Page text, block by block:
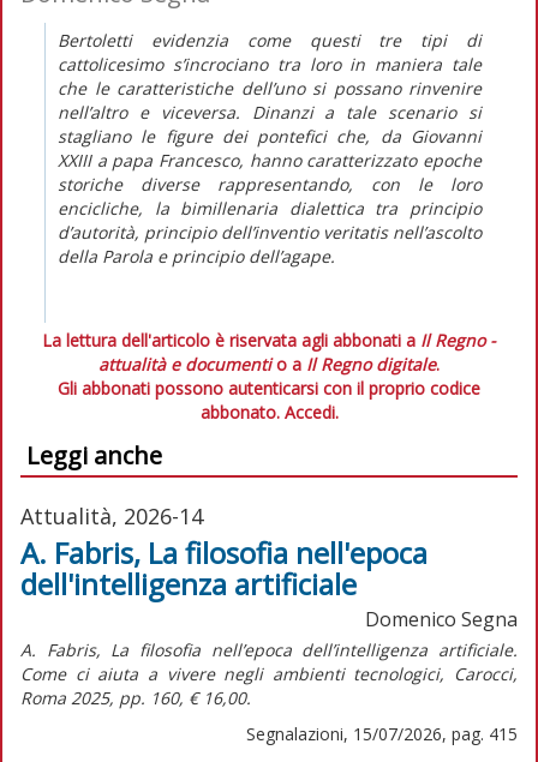
Bertoletti evidenzia come questi tre tipi di
cattolicesimo s’incrociano tra loro in maniera tale
che le caratteristiche dell’uno si possano rinvenire
nell’altro e viceversa. Dinanzi a tale scenario si
stagliano le figure dei pontefici che, da Giovanni
XXIII a papa Francesco, hanno caratterizzato epoche
storiche diverse rappresentando, con le loro
encicliche, la bimillenaria dialettica tra principio
d’autorità, principio dell’inventio veritatis nell’ascolto
della Parola e principio dell’agape.
La lettura dell'articolo è riservata agli abbonati a Il Regno -
attualità e documentio a Il Regno digitale.
Gli abbonati possono autenticarsi con il proprio codice
abbonato. Accedi.
Leggi anche
Attualità, 2026-14
A. Fabris, La filosofia nell'epoca
dell'intelligenza artificiale
Domenico Segna
A. Fabris, La filosofia nell’epoca dell’intelligenza artificiale.
Come ci aiuta a vivere negli ambienti tecnologici, Carocci,
Roma 2025, pp. 160, € 16,00.
Segnalazioni, 15/07/2026, pag. 415